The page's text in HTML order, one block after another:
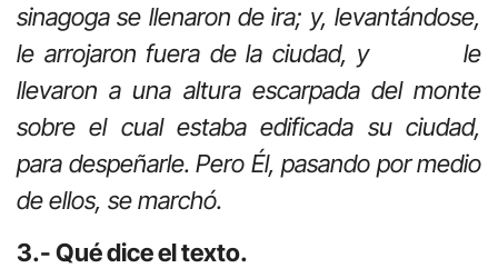
sinagoga se llenaron de ira; y, levantándose,
le arrojaron fuera de la ciudad, y le
llevaron a una altura escarpada del monte
sobre el cual estaba edificada su ciudad,
para despeñarle. Pero Él, pasando por medio
de ellos, se marchó.
3.- Qué dice el texto.